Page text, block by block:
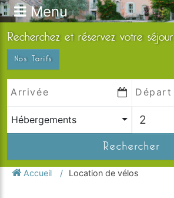
Menu
Recherchez et réservez votre séjour
Nos Tarifs
Hébergements
Rechercher
Accueil Location de vélos